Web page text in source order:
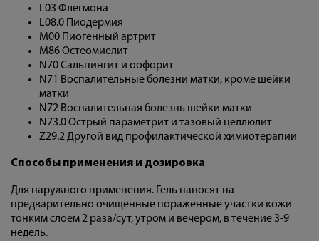
L03 Флегмона
L08.0 Пиодермия
M00 Пиогенный артрит
M86 Остеомиелит
N70 Сальпингит и оофорит
N71 Воспалительные болезни матки, кроме шейки
матки
N72 Воспалительная болезнь шейки матки
N73.0 Острый параметрит и тазовый целлюлит
Z29.2 Другой вид профилактической химиотерапии
Способы применения и дозировка
Для наружного применения. Гель наносят на
предварительно очищенные пораженные участки кожи
тонким слоем 2 раза/сут, утром и вечером, в течение 3-9
недель.